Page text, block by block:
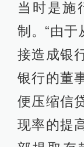
当时是施
制。“由于
接造成银
银行的董
便压缩信
现率的提